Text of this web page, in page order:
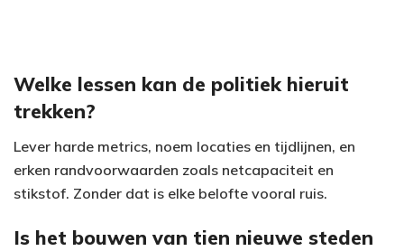
Welke lessen kan de politiek hieruit
trekken?
Lever harde metrics, noem locaties en tijdlijnen, en
erken randvoorwaarden zoals netcapaciteit en
stikstof. Zonder dat is elke belofte vooral ruis.
Is het bouwen van tien nieuwe steden